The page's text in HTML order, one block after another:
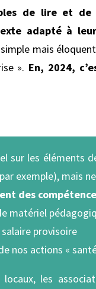
de lire et de
adapté à
mais
». En, 2024,
sur les
exemple), mais
des
matériel
provisoire
nos actions «
les